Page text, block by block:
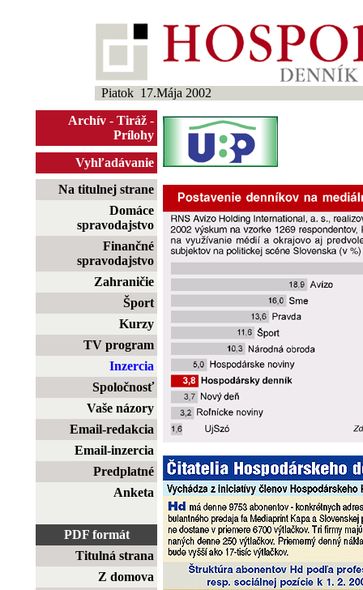
Piatok 17.Mája 2002
Archív - Tiráž -
Prílohy
Vyhľadávanie
Na titulnej strane
Domáce
spravodajstvo
Finančné
spravodajstvo
Zahraničie
Šport
Kurzy
TV program
Inzercia
Spoločnosť
Vaše názory
Email-redakcia
Email-inzercia
Predplatné
Anketa
PDF formát
Titulná strana
Z domova